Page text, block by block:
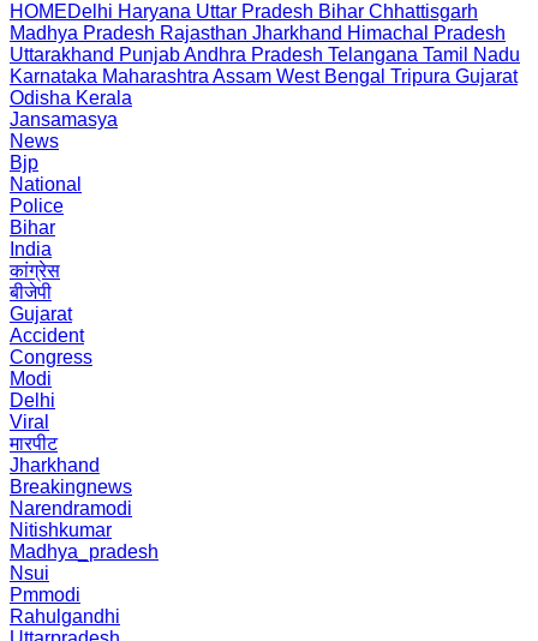
HOMEDelhi Haryana Uttar Pradesh Bihar Chhattisgarh
Madhya Pradesh Rajasthan Jharkhand Himachal Pradesh
Uttarakhand PunjabAndhra Pradesh Telangana Tamil Nadu
Karnataka Maharashtra Assam West Bengal Tripura Gujarat
Odisha Kerala
Jansamasya
News
Bjp
National
Police
Bihar
India
कांग्रेस
बीजेपी
Gujarat
Accident
Congress
Modi
Delhi
Viral
मारपीट
Jharkhand
Breakingnews
Narendramodi
Nitishkumar
Madhya_pradesh
Nsui
Pmmodi
Rahulgandhi